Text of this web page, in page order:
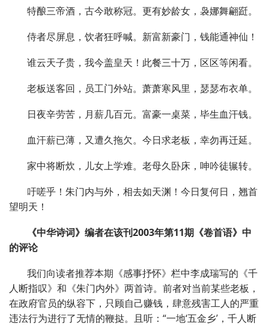
特酿三帝酒，古今敢称冠。更有妙龄女，袅娜舞翩跹。
侍者尽屏息，饮者狂呼喊。新富新豪门，钱能通神仙！
谁云天子贵，我今盖皇天！此餐三十万，区区等闲看。
老板送客回，员工门外站。萧萧寒风里，瑟瑟布衣单。
日夜辛劳苦，月薪几百元。富豪一桌菜，毕生血汗钱。
血汗薪已薄，又遭久拖欠。今日求老板，幸勿再迁延。
家中将断炊，儿女上学难。老母久卧床，呻吟徒辗转。
吁嗟乎！朱门内与外，相去如天渊！今日复何日，翘首
望明天！
《中华诗词》编者在该刊2003年第11期《卷首语》中
的评论
我们向读者推荐本期《感事抒怀》栏中李成瑞写的《千
人断指叹》和《朱门内外》两首诗。前者对当前某些老板，
在政府官员的纵容下，只顾自己赚钱，肆意残害工人的严重
违法行为进行了无情的鞭挞。且听：“一地‘五金乡’，千人断